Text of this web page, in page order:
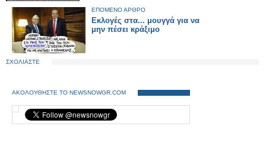
ΕΠΟΜΕΝΟ ΑΡΘΡΟ
Εκλογές στα... μουγγά για να
μην πέσει κράξιμο
ΣΧΟΛΙΑΣΤΕ
ΑΚΟΛΟΥΘΗΣΤΕ ΤΟ NEWSNOWGR.COM